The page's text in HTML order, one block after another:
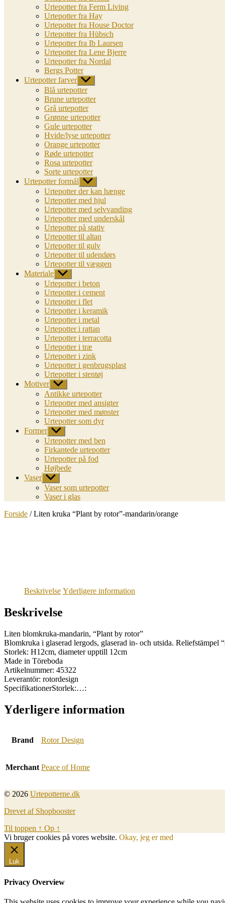
Urtepotter fra Ferm Living
Urtepotter fra Hay
Urtepotter fra House Doctor
Urtepotter fra Hübsch
Urtepotter fra Ib Laursen
Urtepotter fra Lene Bjerre
Urtepotter fra Nordal
Bergs Potter
Urtepotter farver Vis
undermenu
Blå urtepotter
Brune urtepotter
Grå urtepotter
Grønne urtepotter
Gule urtepotter
Hvide/lyse urtepotter
Orange urtepotter
Røde urtepotter
Rosa urtepotter
Sorte urtepotter
Urtepotter formål Vis
undermenu
Urtepotter der kan hænge
Urtepotter med hjul
Urtepotter med selvvanding
Urtepotter med underskål
Urtepotter på stativ
Urtepotter til altan
Urtepotter til gulv
Urtepotter til udendørs
Urtepotter til væggen
Materiale Vis
undermenu
Urtepotter i beton
Urtepotter i cement
Urtepotter i flet
Urtepotter i keramik
Urtepotter i metal
Urtepotter i rattan
Urtepotter i terracotta
Urtepotter i træ
Urtepotter i zink
Urtepotter i genbrugsplast
Urtepotter i stentøj
Motiver Vis
undermenu
Antikke urtepotter
Urtepotter med ansigter
Urtepotter med mønster
Urtepotter som dyr
Former Vis
undermenu
Urtepotter med ben
Firkantede urtepotter
Urtepotter på fod
Højbede
Vaser Vis
undermenu
Vaser som urtepotter
Vaser i glas
Forside / Liten kruka “Plant by rotor”-mandarin/orange
Beskrivelse Yderligere information
Beskrivelse
Liten blomkruka-mandarin, “Plant by rotor”
Blomkruka i glaserad lergods, glaserad in- och utsida. Reliefstämpel
Storlek: H12cm, diameter upptill 12cm
Made in Töreboda
Artikelnummer: 45322
Leverantör: rotordesign
SpecifikationerStorlek:…:
Yderligere information
Brand Rotor Design
Merchant Peace of Home
© 2026 Urtepotterne.dk
Drevet af Shopbooster
Til toppen ↑ Op ↑
Vi bruger cookies på vores website. Okay, jeg er med
Luk
Privacy Overview